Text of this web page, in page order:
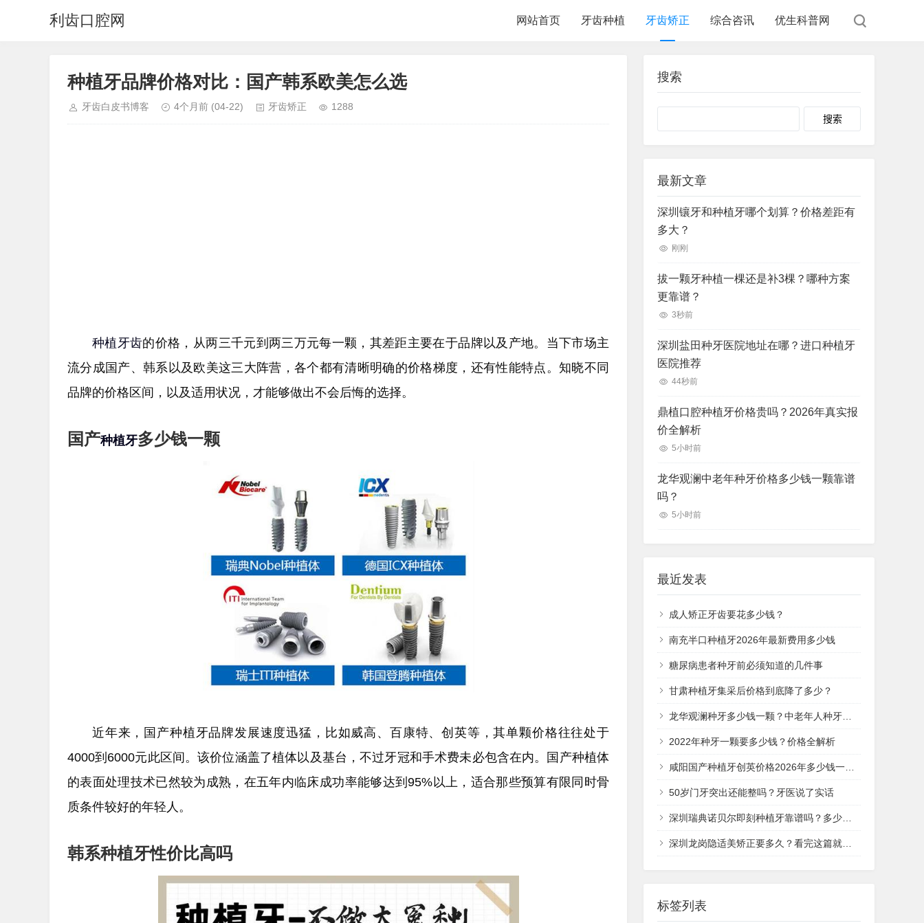
利齿口腔网 网站首页 牙齿种植 牙齿矫正 综合咨讯 优生科普网
种植牙品牌价格对比：国产韩系欧美怎么选
牙齿白皮书博客 4个月前 (04-22) 牙齿矫正 1288
种植牙齿的价格，从两三千元到两三万元每一颗，其差距主要在于品牌以及产地。当下市场主
流分成国产、韩系以及欧美这三大阵营，各个都有清晰明确的价格梯度，还有性能特点。知晓不同
品牌的价格区间，以及适用状况，才能够做出不会后悔的选择。
国产种植牙多少钱一颗
近年来，国产种植牙品牌发展速度迅猛，比如威高、百康特、创英等，其单颗价格往往处于
4000到6000元此区间。该价位涵盖了植体以及基台，不过牙冠和手术费未必包含在内。国产种植体
的表面处理技术已然较为成熟，在五年内临床成功率能够达到95%以上，适合那些预算有限同时骨
质条件较好的年轻人。
韩系种植牙性价比高吗
搜索
Search
最新文章
深圳镶牙和种植牙哪个划算？价格差距有
多大？
刚刚
拔一颗牙种植一棵还是补3棵？哪种方案
更靠谱？
3秒前
深圳盐田种牙医院地址在哪？进口种植牙
医院推荐
44秒前
鼎植口腔种植牙价格贵吗？2026年真实报
价全解析
5小时前
龙华观澜中老年种牙价格多少钱一颗靠谱
吗？
5小时前
最近发表
成人矫正牙齿要花多少钱？
南充半口种植牙2026年最新费用多少钱
糖尿病患者种牙前必须知道的几件事
甘肃种植牙集采后价格到底降了多少？
龙华观澜种牙多少钱一颗？中老年人种牙价格全解析
2022年种牙一颗要多少钱？价格全解析
咸阳国产种植牙创英价格2026年多少钱一颗？
50岁门牙突出还能整吗？牙医说了实话
深圳瑞典诺贝尔即刻种植牙靠谱吗？多少钱一次？
深圳龙岗隐适美矫正要多久？看完这篇就清楚了
标签列表